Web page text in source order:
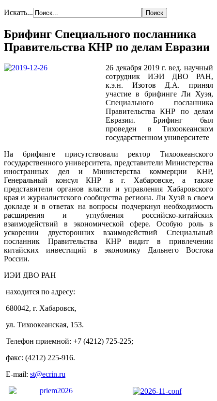
Искать...
Брифинг Специального посланника
Правительства КНР по делам Евразии
26 декабря 2019 г. вед. научный
сотрудник ИЭИ ДВО РАН,
к.э.н. Изотов Д.А. принял
участие в брифинге Ли Хуэя,
Специального посланника
Правительства КНР по делам
Евразии. Брифинг был
проведен в Тихоокеанском
государственном университете
На брифинге присутствовали ректор Тихоокеанского
государственного университета, представители Министерства
иностранных дел и Министерства коммерции КНР,
Генеральный консул КНР в г. Хабаровске, а также
представители органов власти и управления Хабаровского
края и журналистского сообщества региона. Ли Хуэй в своем
докладе и в ответах на вопросы подчеркнул необходимость
расширения и углубления российско-китайских
взаимодействий в экономической сфере. Особую роль в
ускорении двусторонних взаимодействий Специальный
посланник Правительства КНР видит в привлечении
китайских инвестиций в экономику Дальнего Востока
России.
ИЭИ ДВО РАН
находится по адресу:
680042, г. Хабаровск,
ул. Тихоокеанская, 153.
Телефон приемной: +7 (4212) 725-225;
факс: (4212) 225-916.
E-mail: st@ecrin.ru